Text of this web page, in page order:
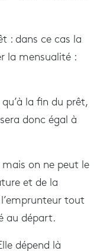
: dans ce cas la
la mensualité :
la fin du prêt,
donc égal à
mais on ne peut le
et de la
tout
au départ.
dépend là